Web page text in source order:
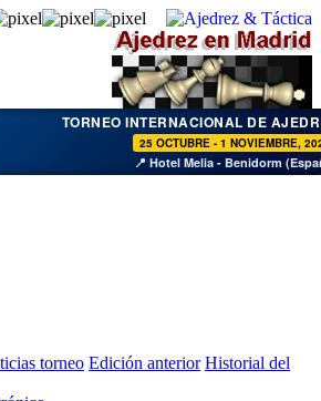
TORNEO INTERNACIONAL DE
25 OCTUBRE - 1 NOVIEMBRE,
📍 Hotel Melia - Benidorm
torneo Edición anterior Historial del